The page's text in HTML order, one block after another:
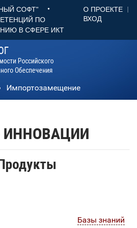
СОФТ" •
ПО
В СФЕРЕ ИКТ
О ПРОЕКТЕ
ВХОД
Российского
Обеспечения
Импортозамещение
ИННОВАЦИИ
Базы знаний